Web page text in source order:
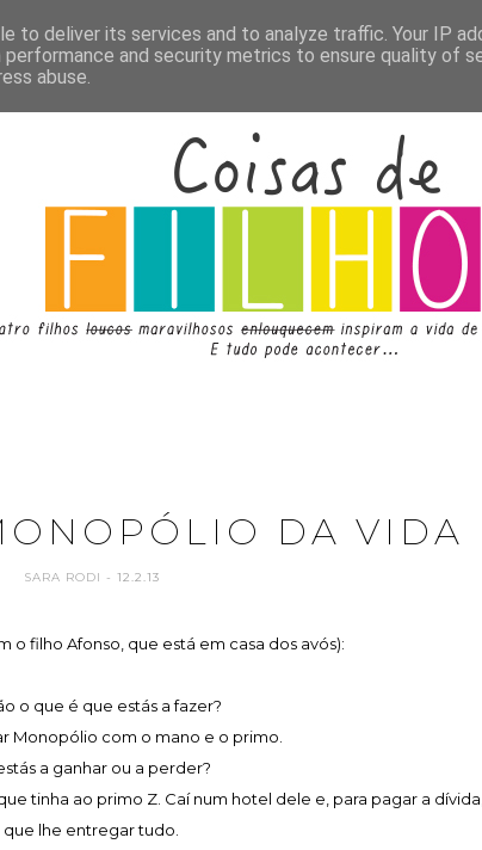
DA VIDA
SARA RODI - 12.2.13
o filho Afonso, que está em casa dos avós):
o que é que estás a fazer?
Monopólio com o mano e o primo.
a ganhar ou a perder?
tinha ao primo Z. Caí num hotel dele e, para pagar a
que lhe entregar tudo.
to deliver its services and to analyze traffic. Your IP
and security metrics to ensure quality of
abuse.